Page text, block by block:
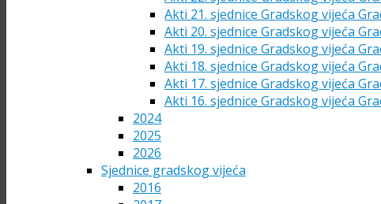
Akti 21. sjednice Gradskog vijeća
Akti 20. sjednice Gradskog vijeća
Akti 19. sjednice Gradskog vijeća
Akti 18. sjednice Gradskog vijeća
Akti 17. sjednice Gradskog vijeća
Akti 16. sjednice Gradskog vijeća
2024
2025
2026
Sjednice gradskog vijeća
2016